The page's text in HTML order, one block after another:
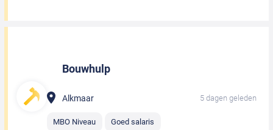
Bouwhulp
Alkmaar 5 dagen geleden
MBO Niveau Goed salaris